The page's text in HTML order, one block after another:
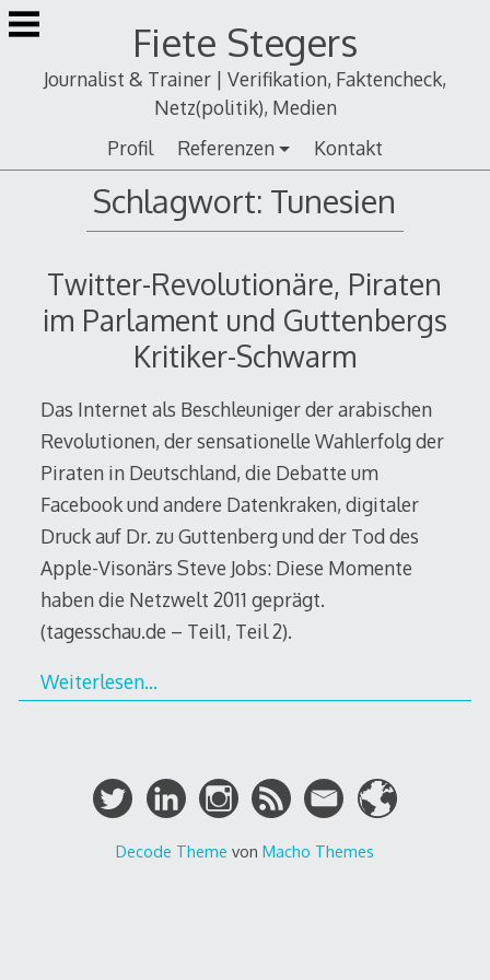
Zum
Inhalt
Fiete Stegers
Journalist & Trainer | Verifikation, Faktencheck,
Netz(politik), Medien
Profil
Referenzen Kontakt
Schlagwort: Tunesien
Twitter-Revolutionäre, Piraten
im Parlament und Guttenbergs
Kritiker-Schwarm
Das Internet als Beschleuniger der arabischen
Revolutionen, der sensationelle Wahlerfolg der
Piraten in Deutschland, die Debatte um
Facebook und andere Datenkraken, digitaler
Druck auf Dr. zu Guttenberg und der Tod des
Apple-Visonärs Steve Jobs: Diese Momente
haben die Netzwelt 2011 geprägt.
(tagesschau.de – Teil1, Teil 2).
Weiterlesen…
Decode Theme von Macho Themes